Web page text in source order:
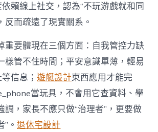
賴線上社交，認為“不玩游戲就和同
反而疏遠了現實關系。
重要體現在三個方面：自我管控力缺
樣管不住時間；平安意識單薄，輕易
信息；遊艇設計東西應用才能完
當玩具，不會用它查資料、學
調，家長不應只做“治理者”，更要做
”。退休宅設計